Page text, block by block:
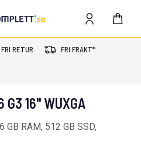
FRI RETUR FRI FRAKT*
16" WUXGA
RAM, 512 GB SSD,